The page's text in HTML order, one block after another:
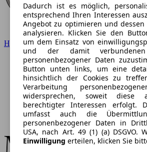
Hyundai
Dadurch ist es möglich,
entsprechend Ihren Interessen
Angebot zu optimieren und dessen
analysieren. Klicken Sie den
um dem Einsatz von
und der damit verbundenen
personenbezogener Daten
Button unten links, um eine
hinsichtlich der Cookies zu
Verarbeitung
widersprechen, soweit diese
berechtigter Interessen erfolgt.
umfasst auch die
personenbezogener Daten in
USA, nach Art. 49 (1) (a) DSGVO.
Einwilligung erteilen, klicken Sie